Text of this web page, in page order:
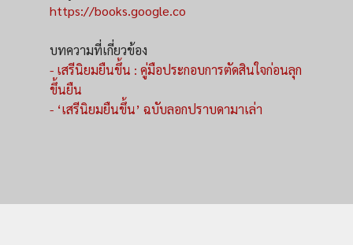
https://books.google.co
บทความที่เกี่ยวข้อง
- เสรีนิยมยืนขึ้น : คู่มือประกอบการตัดสินใจก่อนลุก
ขึ้นยืน
- ‘เสรีนิยมยืนขึ้น’ ฉบับลอกปราบดามาเล่า